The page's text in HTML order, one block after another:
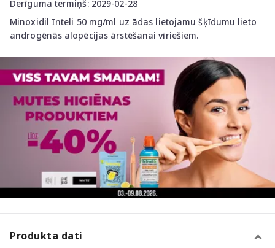
Derīguma termiņš: 2029-02-28
Minoxidil Inteli 50 mg/ml uz ādas lietojamu šķīdumu lieto
androgēnās alopēcijas ārstēšanai vīriešiem.
Produkta dati